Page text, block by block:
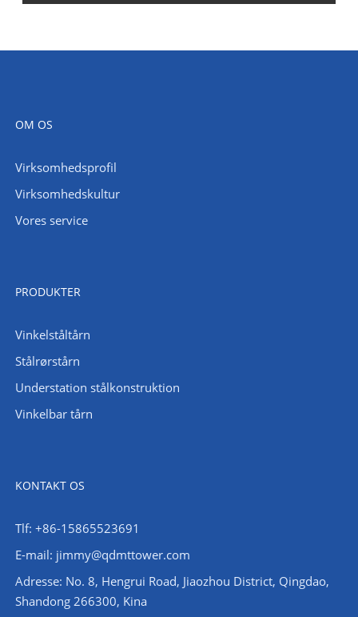
OM OS
Virksomhedsprofil
Virksomhedskultur
Vores service
PRODUKTER
Vinkelståltårn
Stålrørstårn
Understation stålkonstruktion
Vinkelbar tårn
KONTAKT OS
Tlf: +86-15865523691
E-mail: jimmy@qdmttower.com
Adresse: No. 8, Hengrui Road, Jiaozhou District, Qingdao,
Shandong 266300, Kina